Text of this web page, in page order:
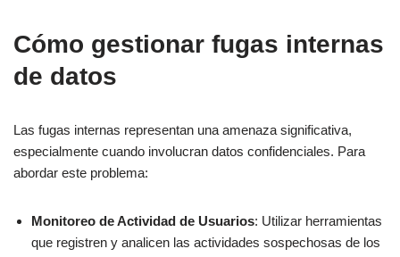
Cómo gestionar fugas internas
de datos
Las fugas internas representan una amenaza significativa,
especialmente cuando involucran datos confidenciales. Para
abordar este problema:
Monitoreo de Actividad de Usuarios: Utilizar herramientas
que registren y analicen las actividades sospechosas de los